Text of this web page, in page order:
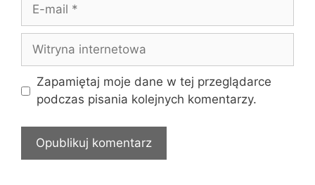
Witryna
internetowa
Zapamiętaj moje dane w tej przeglądarce
podczas pisania kolejnych komentarzy.